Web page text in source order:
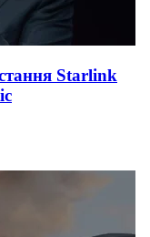
Starlink